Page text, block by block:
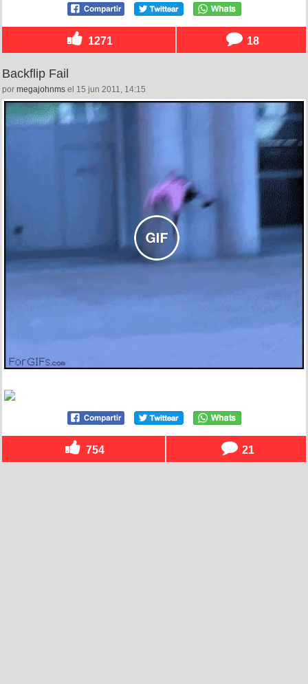
1271 18
Backflip Fail
por megajohnms el 15 jun 2011, 14:15
754 21